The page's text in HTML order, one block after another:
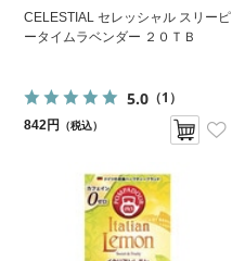
CELESTIAL セレッシャル スリーピ
ータイムラベンダー ２０ＴＢ
5.0（1）
842円 （税込）